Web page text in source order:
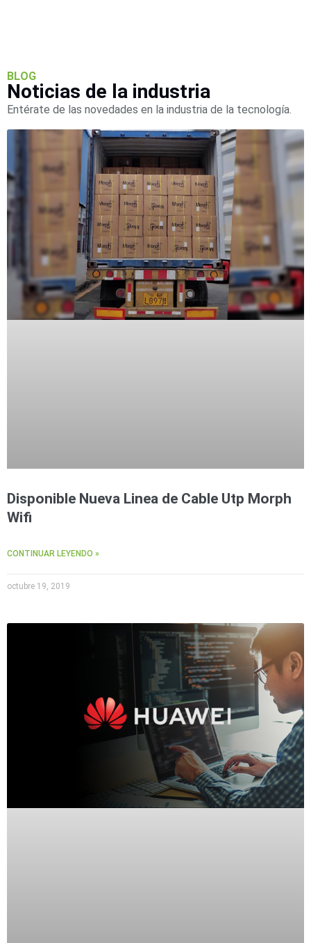
Analíticas
EPCOM
Videograbadoras
Móviles,
Dash
Cams y
Cams
AccesoriosBody
Cams
(Portátiles)Cámaras
Móviles
Dash
Cams
Videoporteros
e
BLOG
Noticias de la industria
Entérate de las novedades en la industria de la tecnología.
Disponible Nueva Linea de Cable Utp Morph
Wifi
CONTINUAR LEYENDO »
octubre 19, 2019